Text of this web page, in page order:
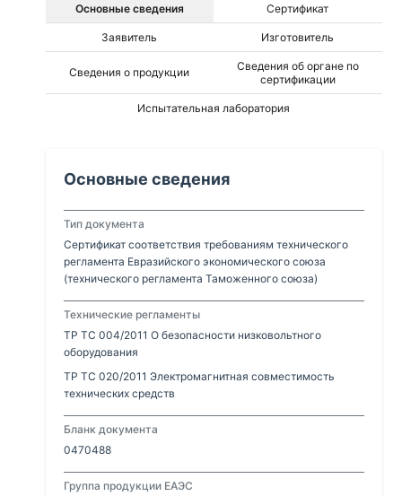
Основные сведения Сертификат
Заявитель Изготовитель
Сведения о продукции
Сведения об органе по
сертификации
Испытательная лаборатория
Основные сведения
Тип документа
Сертификат соответствия требованиям технического
регламента Евразийского экономического союза
(технического регламента Таможенного союза)
Технические регламенты
ТР ТС 004/2011 О безопасности низковольтного
оборудования
ТР ТС 020/2011 Электромагнитная совместимость
технических средств
Бланк документа
0470488
Группа продукции ЕАЭС